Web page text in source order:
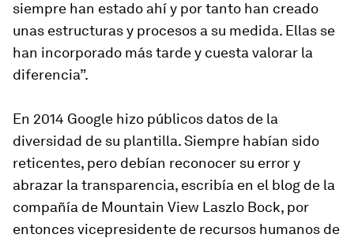
siempre han estado ahí y por tanto han creado
unas estructuras y procesos a su medida. Ellas se
han incorporado más tarde y cuesta valorar la
diferencia”.
En 2014 Google hizo públicos datos de la
diversidad de su plantilla. Siempre habían sido
reticentes, pero debían reconocer su error y
abrazar la transparencia, escribía en el blog de la
compañía de Mountain View Laszlo Bock, por
entonces vicepresidente de recursos humanos de